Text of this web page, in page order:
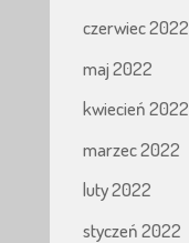
czerwiec 2022
maj 2022
kwiecień 2022
marzec 2022
luty 2022
styczeń 2022